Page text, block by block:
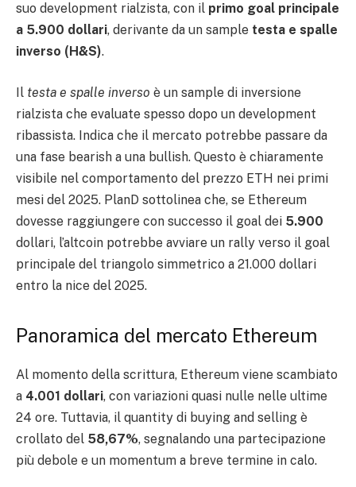
suo development rialzista, con il primo goal principale
a 5.900 dollari, derivante da un sample testa e spalle
inverso (H&S).
Il testa e spalle inverso è un sample di inversione
rialzista che evaluate spesso dopo un development
ribassista. Indica che il mercato potrebbe passare da
una fase bearish a una bullish. Questo è chiaramente
visibile nel comportamento del prezzo ETH nei primi
mesi del 2025. PlanD sottolinea che, se Ethereum
dovesse raggiungere con successo il goal dei 5.900
dollari, l’altcoin potrebbe avviare un rally verso il goal
principale del triangolo simmetrico a 21.000 dollari
entro la nice del 2025.
Panoramica del mercato Ethereum
Al momento della scrittura, Ethereum viene scambiato
a 4.001 dollari, con variazioni quasi nulle nelle ultime
24 ore. Tuttavia, il quantity di buying and selling è
crollato del 58,67%, segnalando una partecipazione
più debole e un momentum a breve termine in calo.